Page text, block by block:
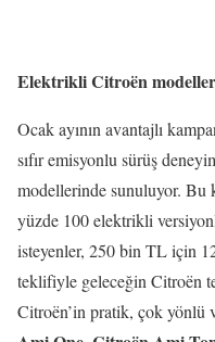
ElektrikliCitroën
Ocak ayının avantajlı
sıfır emisyonlu sürüş
modellerinde sunuluyor. Bu
yüzde 100 elektrikli
isteyenler, 250 bin TL için
teklifiyle geleceğin Citroën
Citroën’in pratik, çok yönlü